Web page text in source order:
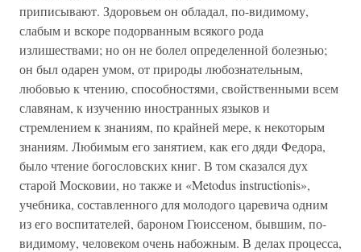
приписывают. Здоровьем он обладал, по-видимому,
слабым и вскоре подорванным всякого рода
излишествами; но он не болел определенной болезнью;
он был одарен умом, от природы любознательным,
любовью к чтению, способностями, свойственными всем
славянам, к изучению иностранных языков и
стремлением к знаниям, по крайней мере, к некоторым
знаниям. Любимым его занятием, как его дяди Федора,
было чтение богословских книг. В том сказался дух
старой Московии, но также и «Metodus instructionis»,
учебника, составленного для молодого царевича одним
из его воспитателей, бароном Гюиссеном, бывшим, по-
видимому, человеком очень набожным. В делах процесса,